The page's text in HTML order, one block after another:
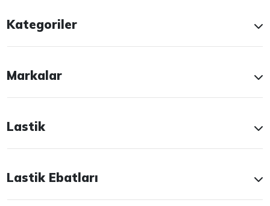
Kategoriler
Markalar
Lastik
Lastik Ebatları